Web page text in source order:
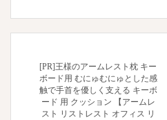
[PR]王様のアームレスト枕 キー
ボード用 むにゅむにゅとした感
触で手首を優しく支える キーボ
ード 用 クッション 【アームレ
スト リストレスト オフィス リ